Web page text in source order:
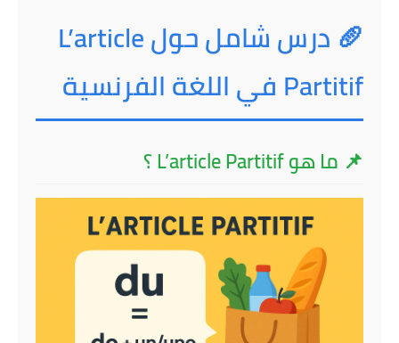
🥖 درس شامل حول L’article
Partitif في اللغة الفرنسية
📌 ما هو L’article Partitif ؟